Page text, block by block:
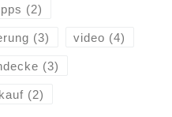
(2)
(3) video (4)
(3)
(2)